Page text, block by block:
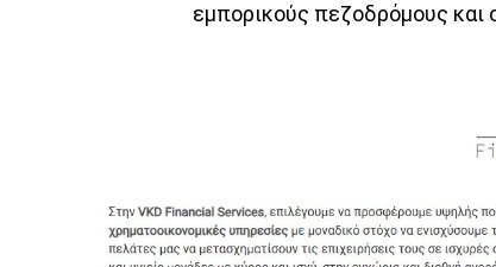
εμπορικούς πεζοδρόμους και